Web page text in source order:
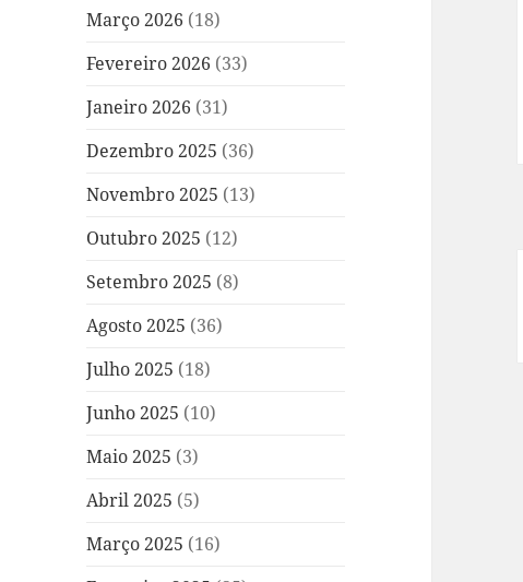
Março 2026 (18)
Fevereiro 2026 (33)
Janeiro 2026 (31)
Dezembro 2025 (36)
Novembro 2025 (13)
Outubro 2025 (12)
Setembro 2025 (8)
Agosto 2025 (36)
Julho 2025 (18)
Junho 2025 (10)
Maio 2025 (3)
Abril 2025 (5)
Março 2025 (16)